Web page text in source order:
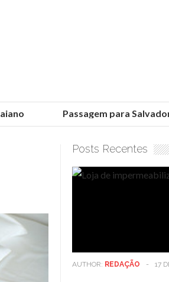
Passagem para
Posts Recentes
AUTHOR: REDAÇÃO - 17